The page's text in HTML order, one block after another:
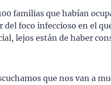
familias que habían
del foco infeccioso en el
lejos están de haber
que nos van a